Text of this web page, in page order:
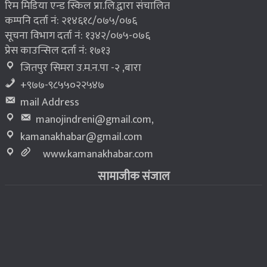
रिम मिडिया एन्ड स्किल प्रा.लि.द्वारा संचालित
कम्पनि दर्ता नं: २१४६१८/०७५/०७६
सूचना विभाग दर्ता नं: १३४२/०७५-०७६
प्रेस काउन्सिल दर्ता नं: १७१३
जितपुर सिमरा उ.म.न.पा -२ ,बारा
+९७७-९८५५०२२५४७
mail Address
manojindreni@gmail.com,
kamanakhabar@gmail.com
www.kamanakhabar.com
सामाजीक संजाल